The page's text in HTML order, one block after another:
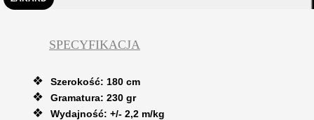
SPECYFIKACJA
Szerokość: 180 cm
Gramatura: 230 gr
Wydajność: +/- 2,2 m/kg